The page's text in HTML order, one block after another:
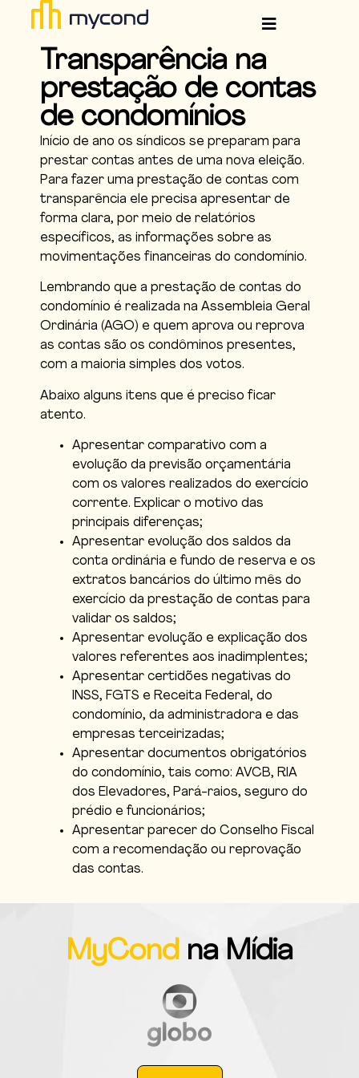
Transparência na
prestação de contas
de condomínios
Início de ano os síndicos se preparam para
prestar contas antes de uma nova eleição.
Para fazer uma prestação de contas com
transparência ele precisa apresentar de
forma clara, por meio de relatórios
específicos, as informações sobre as
movimentações financeiras do condomínio.
Lembrando que a prestação de contas do
condomínio é realizada na Assembleia Geral
Ordinária (AGO) e quem aprova ou reprova
as contas são os condôminos presentes,
com a maioria simples dos votos.
Abaixo alguns itens que é preciso ficar
atento.
Apresentar comparativo com a
evolução da previsão orçamentária
com os valores realizados do exercício
corrente. Explicar o motivo das
principais diferenças;
Apresentar evolução dos saldos da
conta ordinária e fundo de reserva e os
extratos bancários do último mês do
exercício da prestação de contas para
validar os saldos;
Apresentar evolução e explicação dos
valores referentes aos inadimplentes;
Apresentar certidões negativas do
INSS, FGTS e Receita Federal, do
condomínio, da administradora e das
empresas terceirizadas;
Apresentar documentos obrigatórios
do condomínio, tais como: AVCB, RIA
dos Elevadores, Pará-raios, seguro do
prédio e funcionários;
Apresentar parecer do Conselho Fiscal
com a recomendação ou reprovação
das contas.
MyCond na Mídia